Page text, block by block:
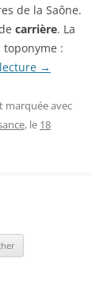
de la Saône.
carrière. La
:
→
marquée avec
, le 18